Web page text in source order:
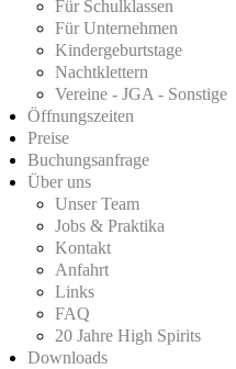
Für Schulklassen
Für Unternehmen
Kindergeburtstage
Nachtklettern
Vereine - JGA - Sonstige
Öffnungszeiten
Preise
Buchungsanfrage
Über uns
Unser Team
Jobs & Praktika
Kontakt
Anfahrt
Links
FAQ
20 Jahre High Spirits
Downloads